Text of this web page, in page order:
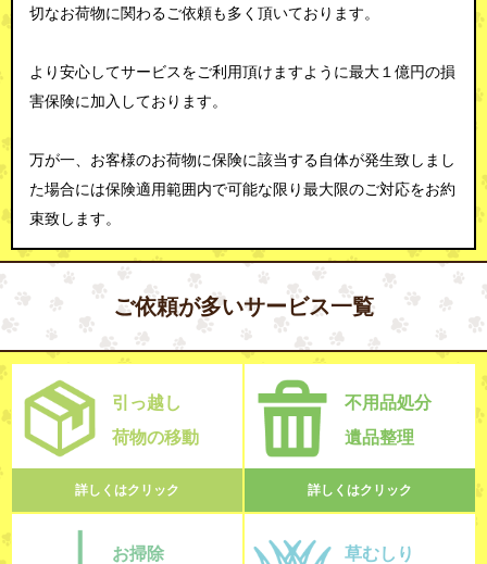
切なお荷物に関わるご依頼も多く頂いております。
より安心してサービスをご利用頂けますように最大１億円の損
害保険に加入しております。
万が一、お客様のお荷物に保険に該当する自体が発生致しまし
た場合には保険適用範囲内で可能な限り最大限のご対応をお約
束致します。
ご依頼が多いサービス一覧
引っ越し
荷物の移動
詳しくはクリック
不用品処分
遺品整理
詳しくはクリック
お掃除
草むしり